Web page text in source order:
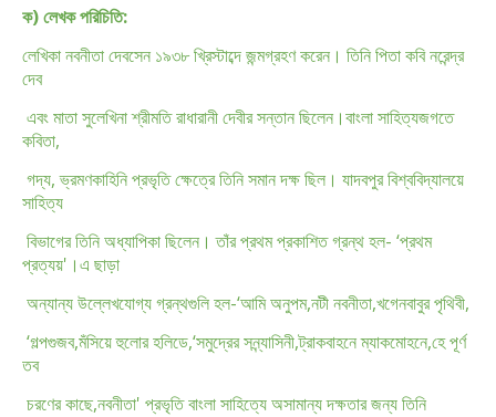
ক) লেখক পরিচিতি:
লেখিকা নবনীতা দেবসেন ১৯৩৮ খ্রিস্টাব্দে জন্মগ্রহণ করেন। তিনি পিতা কবি নরেন্দ্র
দেব
এবং মাতা সুলেখিনা শ্রীমতি রাধারানী দেবীর সন্তান ছিলেন।বাংলা সাহিত্যজগতে
কবিতা,
গদ্য, ভ্রমণকাহিনি প্রভৃতি ক্ষেত্রে তিনি সমান দক্ষ ছিল। যাদবপুর বিশ্ববিদ্যালয়ে
সাহিত্য
বিভাগের তিনি অধ্যাপিকা ছিলেন। তাঁর প্রথম প্রকাশিত গ্রন্থ হল- ‘প্রথম
প্রত্যয়'।এ ছাড়া
অন্যান্য উল্লেখযোগ্য গ্রন্থগুলি হল-‘আমি অনুপম,নটী নবনীতা,খগেনবাবুর পৃথিবী,
‘গল্পগুজব,মঁসিয়ে হুলোর হলিডে,‘সমুদ্রের সন্ন্যাসিনী,ট্রাকবাহনে ম্যাকমোহনে,হে পূর্ণ
তব
চরণের কাছে,নবনীতা' প্রভৃতি বাংলা সাহিত্যে অসামান্য দক্ষতার জন্য তিনি